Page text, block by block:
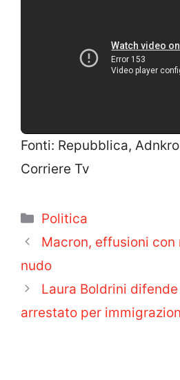
Fonti: Repubblica,
Corriere Tv
Categorie
Politica
Macron, effusioni con
nudo
Laura Boldrini
arrestato per